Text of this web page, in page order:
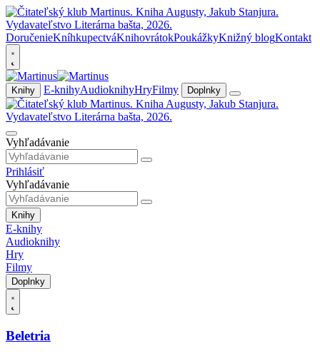
DoručenieKníhkupectváKnihovrátokPoukážkyKnižný blogKontakt
Knihy E-knihyAudioknihyHryFilmy Doplnky
Vyhľadávanie
Prihlásiť
Vyhľadávanie
Knihy
E-knihy
Audioknihy
Hry
Filmy
Doplnky
Beletria